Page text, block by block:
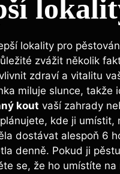
lokality pro
zvážit několik
zdraví a vitalitu
miluje slunce, takže
kout vaší zahrady
kde ji umístit,
dostávat alespoň 6
denně. Pokud ji
se, že ho umístíte na